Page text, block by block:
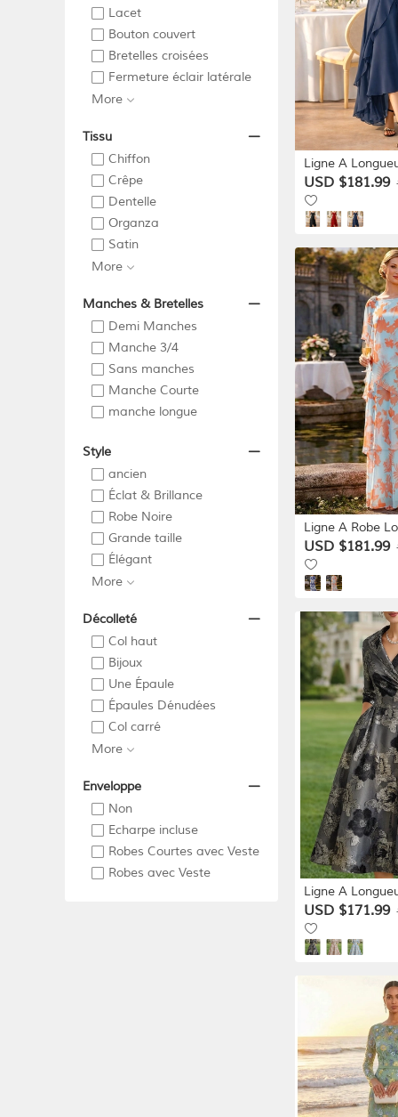
Lacet
Bouton couvert
Bretelles croisées
Fermeture éclair latérale
More
Tissu
Chiffon
Crêpe
Dentelle
Organza
Satin
More
Manches & Bretelles
Demi Manches
Manche 3/4
Sans manches
Manche Courte
manche longue
Style
ancien
Éclat & Brillance
Robe Noire
Grande taille
Élégant
More
Décolleté
Col haut
Bijoux
Une Épaule
Épaules Dénudées
Col carré
More
Enveloppe
Non
Echarpe incluse
Robes Courtes avec Veste
Robes avec Veste
Ligne A
de Soirée Robe
Robe d'invité de
de Mère de Mariée
Manches
Élégant
robe demoiselle
Chiffon
USD $181.99
Ligne A Robe
Robe d'invité de
de soirée Robe
Mariée Manche Courte Col
Bateau Élégant
Occasionnel
demoiselle d
fiançailles
USD $181.99
Ligne A
blazer Robe de
Mariée manche longue Col de
chemise
robe demoiselle
avec Plis Fleur
USD $171.99